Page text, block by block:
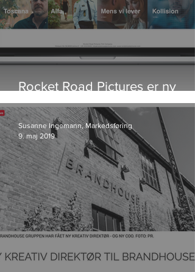
Rocket Road Pictures er ny
kunde i Storyland
Susanne Ingemann, Markedsføring
9. maj 2019